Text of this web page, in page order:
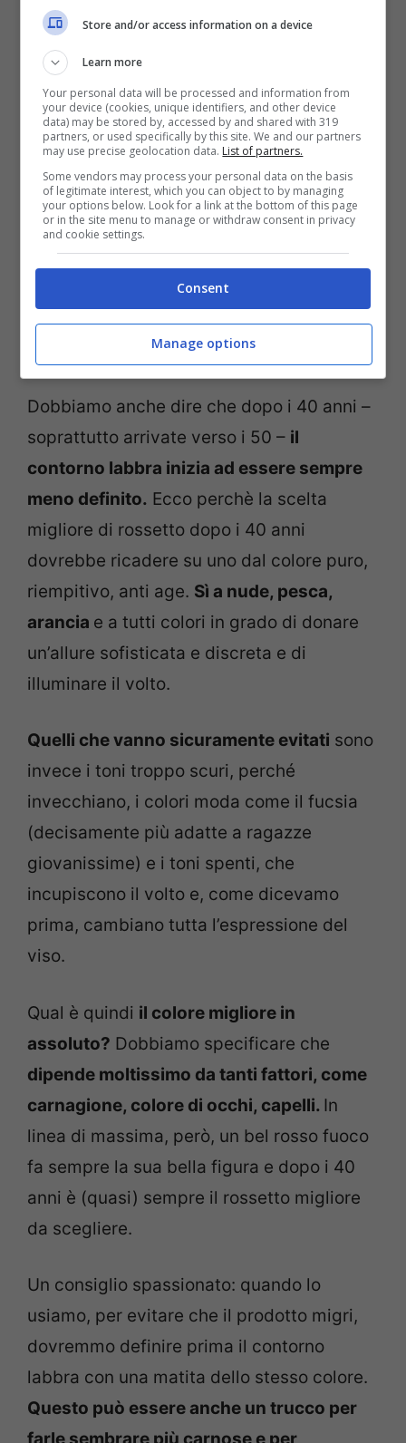
dopo i 40 anni inizia a formarsi il tipico
codice a barre e quindi alcuni rossetti
troppo secchi possono evidenziarli. Ergo,
andrebbero evitati.
Se però proprio non possiamo farne a
meno – perchè magari dobbiamo stare
tutta una giornata fuori e non vogliamo
rimettere il rossetto di continuo –l’ideale
sarebbe scegliere rossetti cremosi che
risultino però morbidi e leviganti sulle
Dobbiamo anche dire che dopo i 40 anni –
soprattutto arrivate verso i 50 – il
contorno labbra inizia ad essere sempre
meno definito. Ecco perchè la scelta
migliore di rossetto dopo i 40 anni
dovrebbe ricadere su uno dal colore puro,
riempitivo, anti age. Sì a nude, pesca,
arancia e a tutti colori in grado di donare
un’allure sofisticata e discreta e di
illuminare il volto.
Quelli che vanno sicuramente evitati sono
invece i toni troppo scuri, perché
invecchiano, i colori moda come il fucsia
(decisamente più adatte a ragazze
giovanissime) e i toni spenti, che
incupiscono il volto e, come dicevamo
prima, cambiano tutta l’espressione del
viso.
Qual è quindi il colore migliore in
assoluto? Dobbiamo specificare che
dipende moltissimo da tanti fattori, come
carnagione, colore di occhi, capelli. In
linea di massima, però, un bel rosso fuoco
fa sempre la sua bella figura e dopo i 40
anni è (quasi) sempre il rossetto migliore
da scegliere.
Un consiglio spassionato: quando lo
usiamo, per evitare che il prodotto migri,
dovremmo definire prima il contorno
labbra con una matita dello stesso colore.
Questo può essere anche un trucco per
Store and/or access information on a device
Learn more
Your personal data will be processed and information from
your device (cookies, unique identifiers, and other device
data) may be stored by, accessed by and shared with 319
partners, or used specifically by this site. We and our partners
may use precise geolocation data. List of partners.
Some vendors may process your personal data on the basis
of legitimate interest, which you can object to by managing
your options below. Look for a link at the bottom of this page
or in the site menu to manage or withdraw consent in privacy
and cookie settings.
Consent
Manage options